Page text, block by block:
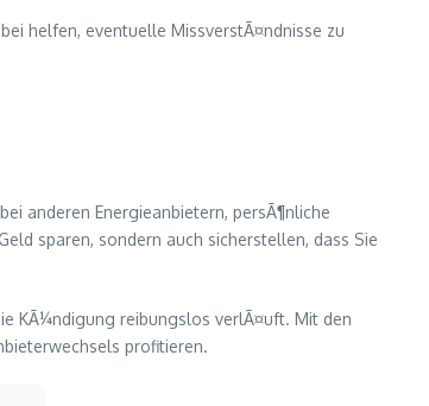
helfen, eventuelle MissverstÃ¤ndnisse zu
anderen Energieanbietern, persÃ¶nliche
sparen, sondern auch sicherstellen, dass Sie
KÃ¼ndigung reibungslos verlÃ¤uft. Mit den
profitieren.